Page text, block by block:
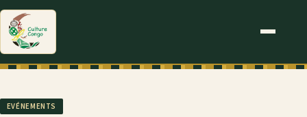
EVÉNEMENTS